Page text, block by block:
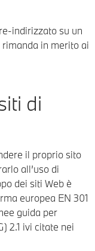
indirizzato su un
in merito ai
di
il proprio sito
all’uso di
dei siti Web è
europea EN 301
guida per
2.1 ivi citate nei